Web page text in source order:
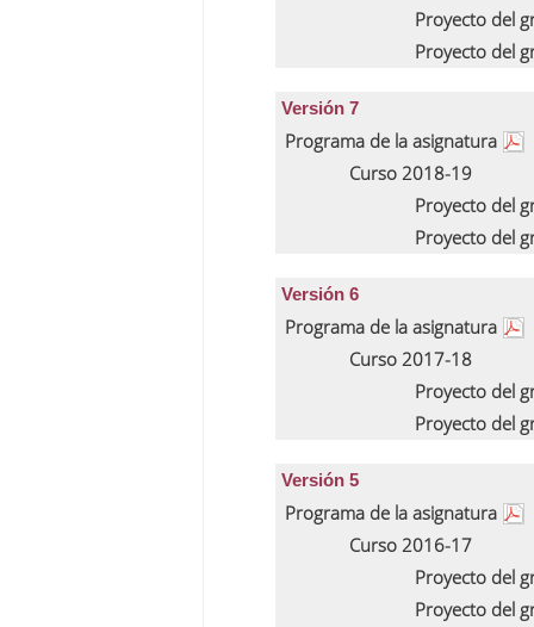
Proyecto del
Proyecto del
Versión 7
Programa de la asignatura
Curso 2018-19
Proyecto del
Proyecto del
Versión 6
Programa de la asignatura
Curso 2017-18
Proyecto del
Proyecto del
Versión 5
Programa de la asignatura
Curso 2016-17
Proyecto del
Proyecto del